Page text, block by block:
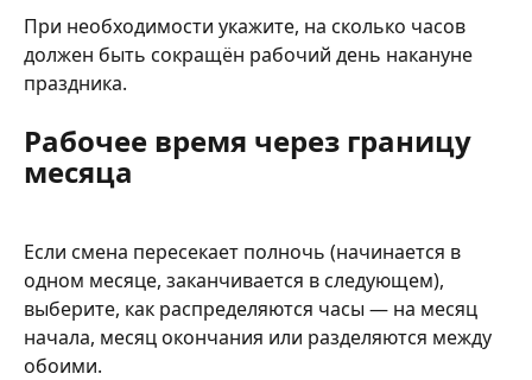
При необходимости укажите, на сколько часов
должен быть сокращён рабочий день накануне
праздника.
Рабочее время через границу
месяца
Если смена пересекает полночь (начинается в
одном месяце, заканчивается в следующем),
выберите, как распределяются часы — на месяц
начала, месяц окончания или разделяются между
обоими.